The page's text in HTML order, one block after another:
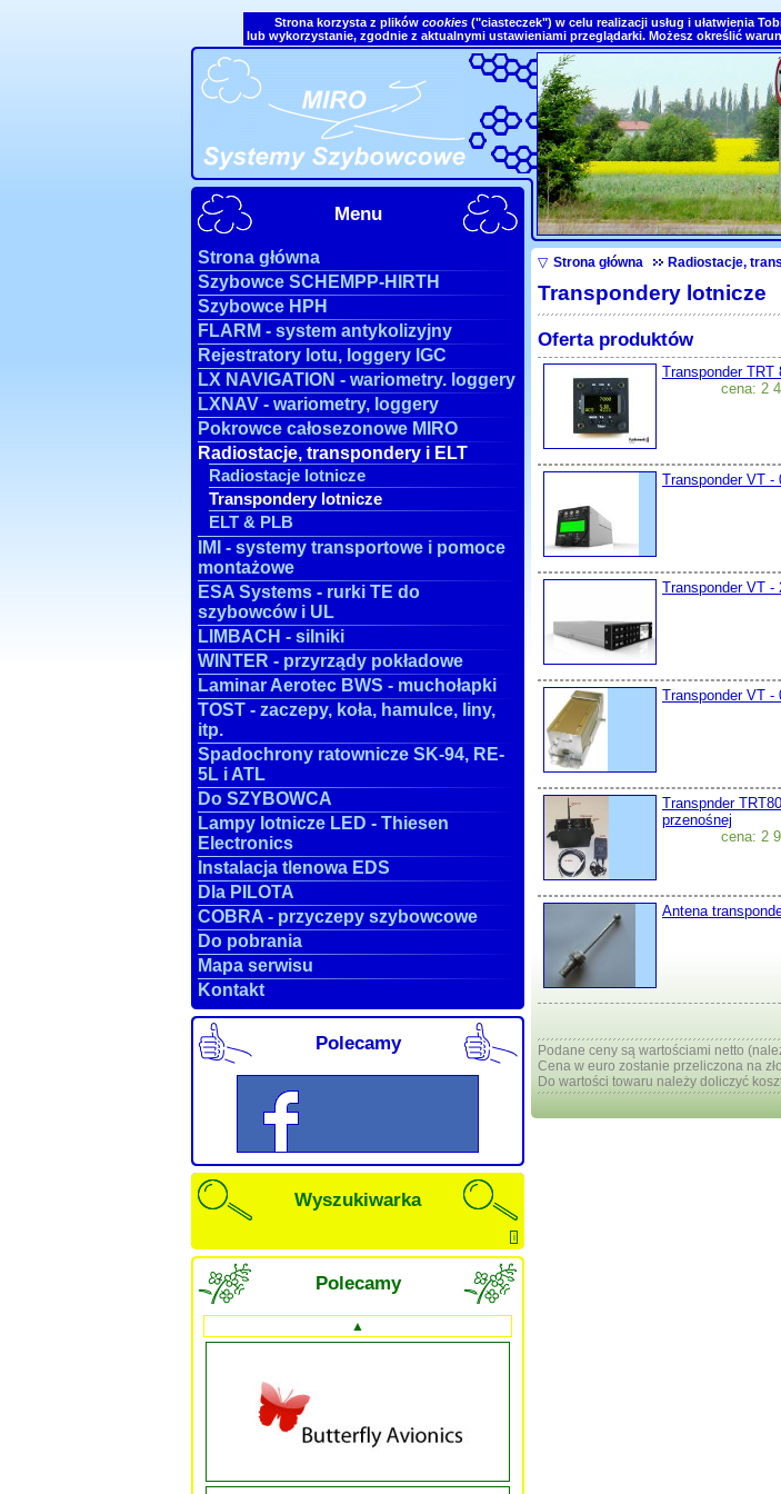
Strona korzysta z plików cookies ("ciasteczek") w celu realizacji usług i ułatwienia
lub wykorzystanie, zgodnie z aktualnymi ustawieniami przeglądarki. Możesz określić
Menu
Strona główna
Szybowce SCHEMPP-HIRTH
Szybowce HPH
FLARM - system antykolizyjny
Rejestratory lotu, loggery IGC
LX NAVIGATION - wariometry. loggery
LXNAV - wariometry, loggery
Pokrowce całosezonowe MIRO
Radiostacje, transpondery i ELT
Radiostacje lotnicze
Transpondery lotnicze
ELT & PLB
IMI - systemy transportowe i pomoce
montażowe
ESA Systems - rurki TE do
szybowców i UL
LIMBACH - silniki
WINTER - przyrządy pokładowe
Laminar Aerotec BWS - muchołapki
TOST - zaczepy, koła, hamulce, liny,
itp.
Spadochrony ratownicze SK-94, RE-
5L i ATL
Do SZYBOWCA
Lampy lotnicze LED - Thiesen
Electronics
Instalacja tlenowa EDS
Dla PILOTA
COBRA - przyczepy szybowcowe
Do pobrania
Mapa serwisu
Kontakt
Polecamy
Wyszukiwarka
i
Polecamy
▲
▽ Strona główna Radiostacje,
Transpondery lotnicze
Oferta produktów
Transponder TRT
cena: 2
Transponder VT -
Transponder VT -
Transponder VT -
Transpnder
przenośnej
cena: 2
Antena
Podane ceny są wartościami netto
Cena w euro zostanie przeliczona na
Do wartości towaru należy doliczyć